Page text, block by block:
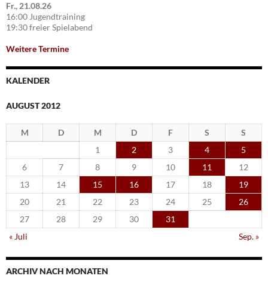
Fr., 21.08.26
16:00 Jugendtraining
19:30 freier Spielabend
Weitere Termine
KALENDER
AUGUST 2012
M D M D F S
S
1
2 3 4
5
6
7 8 9 10 11
12
13
14 15 16 17 18
19
20
21 22 23 24 25
26
27
28 29 30
31
« Juli
Sep. »
ARCHIV NACH MONATEN